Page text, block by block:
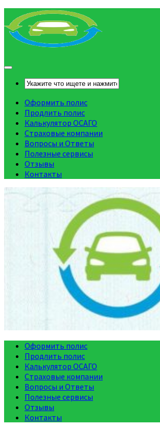
Оформить полис
Продлить полис
Калькулятор ОСАГО
Страховые компании
Вопросы и Ответы
Полезные сервисы
Отзывы
Контакты
Оформить полис
Продлить полис
Калькулятор ОСАГО
Страховые компании
Вопросы и Ответы
Полезные сервисы
Отзывы
Контакты